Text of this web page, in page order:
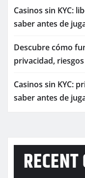
Casinos sin KYC:
saber antes de
Descubre cómo
privacidad,
Casinos sin KYC:
saber antes de